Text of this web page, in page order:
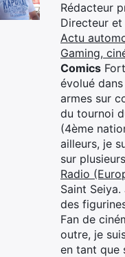
Rédacteur
Directeur et
Actu
Gaming,
Comics
évolué
armes sur
du tournoi
(4ème
ailleurs, je
sur
Radio
Saint
des
Fan de
outre, je
en tant que